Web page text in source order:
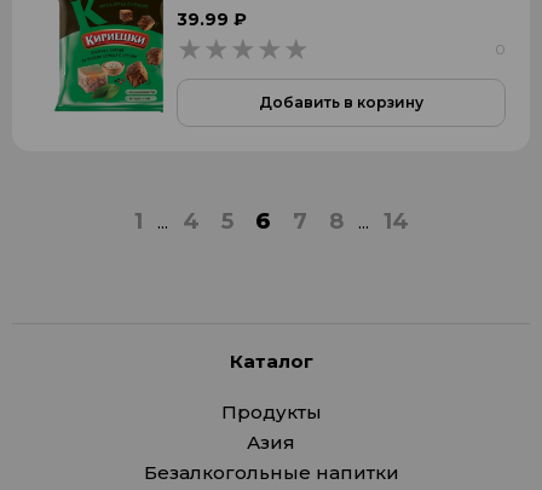
39.99 ₽
0
Добавить в корзину
1 ... 4 5 6 7 8 ... 14
Каталог
Продукты
Азия
Безалкогольные напитки